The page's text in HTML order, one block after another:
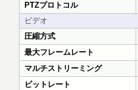
PTZプロトコル
ビデオ
圧縮方式
最大フレームレート
マルチストリーミング
ビットレート